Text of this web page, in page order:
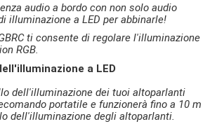
audio a bordo con non solo audio
illuminazione a LED per abbinarle!
ti consente di regolare l'illuminazione
RGB.
a LED
dell'illuminazione dei tuoi altoparlanti
portatile e funzionerà fino a 10 m
dell'illuminazione degli altoparlanti.